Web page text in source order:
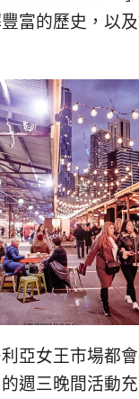
富的歷史，以
亞女王市場都
週三晚間活動